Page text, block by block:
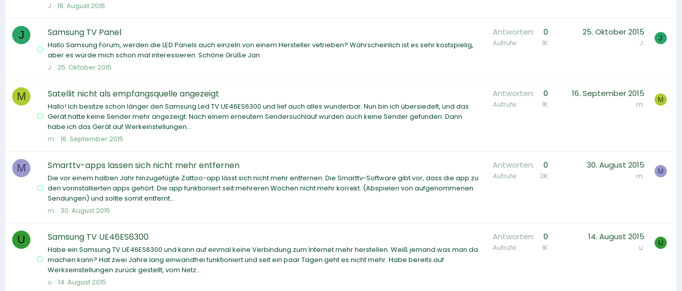
J. 18. August 2015
J Samsung TV Panel
Hallo Samsung Forum, werden die LED Panels auch einzeln von einem Hersteller vetrieben? Wahrscheinlich ist es sehr kostspielig,
aber es würde mich schon mal interessieren. Schöne Grüße Jan
J. 25. Oktober 2015
Antworten 0
Aufrufe 1K
25. Oktober 2015
J. J
M Satellit nicht als empfangsquelle angezeigt
Hallo! Ich besitze schon länger den Samsung Led TV UE46ES6300 und lief auch alles wunderbar. Nun bin ich übersiedelt, und das
Gerät hatte keine Sender mehr angezeigt. Nach einem erneutem Sendersuchlauf wurden auch keine Sender gefunden. Dann
habe ich das Gerät auf Werkeinstellungen...
m. 16. September 2015
Antworten 0
Aufrufe 1K
16. September 2015
m. M
M Smarttv-apps lassen sich nicht mehr entfernen
Die vor einem halben Jahr hinzugefügte Zattoo-app lässt sich nicht mehr entfernen. Die Smarttv-Software gibt vor, dass die app zu
den vorinstallierten apps gehört. Die app funktioniert seit mehreren Wochen nicht mehr korrekt. (Abspielen von aufgenommenen
Sendungen) und sollte somit entfernt...
m. 30. August 2015
Antworten 0
Aufrufe 3K
30. August 2015
m. M
U Samsung TV UE46ES6300
Habe ein Samsung TV UE46ES6300 und kann auf einmal keine Verbindung zum Internet mehr herstellen. Weiß jemand was man da
machen kann? Hat zwei Jahre lang einwandfrei funktioniert und seit ein paar Tagen geht es nicht mehr. Habe bereits auf
Werkseinstellungen zurück gestellt, vom Netz...
u. 14. August 2015
Antworten 0
Aufrufe 1K
14. August 2015
u. U